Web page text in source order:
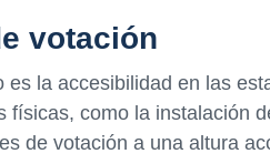
votación
la accesibilidad en las
físicas, como la instalación
de votación a una altura